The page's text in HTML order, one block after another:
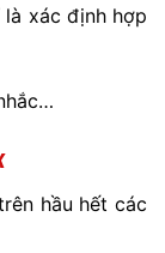
xác định hợp
hầu hết các